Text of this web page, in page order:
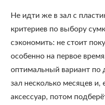
Не идти же в зал с
критериев по выбору
сэкономить: не стоит
особенно на первое
оптимальный вариант по
зал несколько месяцев и,
аксессуар, потом